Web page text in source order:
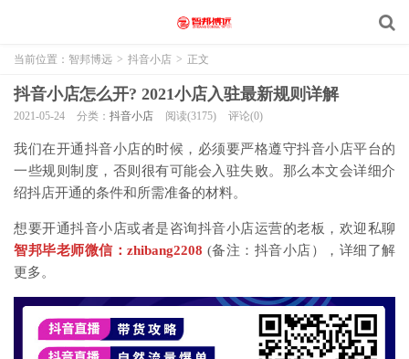
当前位置： 智邦博远 > 抖音小店 > 正文
抖音小店怎么开? 2021小店入驻最新规则详解
2021-05-24 分类： 抖音小店 阅读(3175) 评论(0)
我们在开通抖音小店的时候，必须要严格遵守抖音小店平台的
一些规则制度，否则很有可能会入驻失败。那么本文会详细介
绍抖店开通的条件和所需准备的材料。
想要开通抖音小店或者是咨询抖音小店运营的老板，欢迎私聊
智邦毕老师微信：zhibang2208 (备注：抖音小店），详细了解
更多。